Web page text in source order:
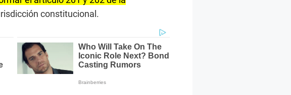
constitucional.